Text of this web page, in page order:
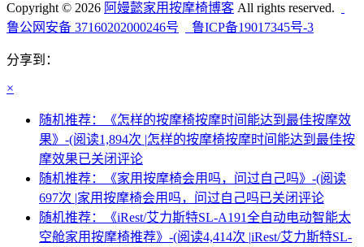
Copyright © 2026 阿嫚懿家用按摩椅博客 All rights reserved.
鲁公网安备 37160202000246号
鲁ICP备19017345号-3
分享到：
×
随机推荐：《怎样的按摩椅按摩时间能达到最佳按摩效
果》-(阅读1,894次 |怎样的按摩椅按摩时间能达到最佳按
摩效果已关闭评论
随机推荐：《家用按摩椅会用吗，问过自己吗》-(阅读
697次 |家用按摩椅会用吗，问过自己吗已关闭评论
随机推荐：《iRest/艾力斯特SL-A191全自动电动智能太
空舱家用按摩椅推荐》-(阅读4,414次 |iRest/艾力斯特SL-